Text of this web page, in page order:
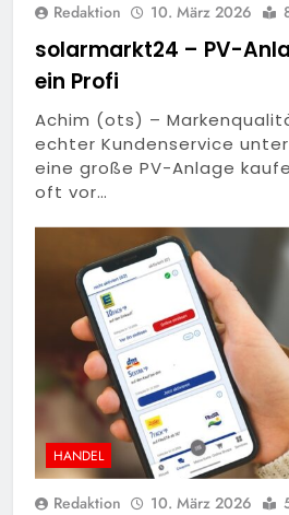
Redaktion 10. März 2026
solarmarkt24 – PV-
ein Profi
Achim (ots) –
echter Kundenservice
eine große PV-Anlage
oft vor…
HANDEL
Redaktion 10. März 2026